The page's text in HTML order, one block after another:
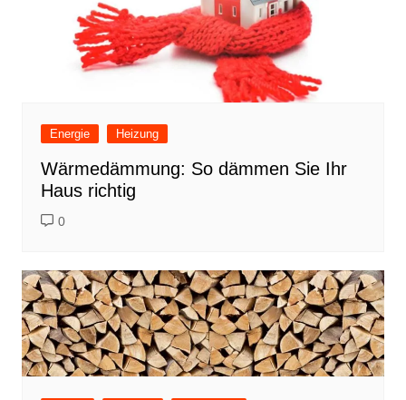
Energie Heizung
Wärmedämmung: So dämmen Sie Ihr
Haus richtig
0